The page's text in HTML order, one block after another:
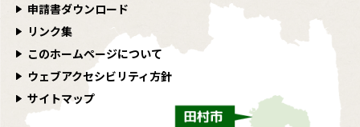
申請書ダウンロード
リンク集
このホームページについて
ウェブアクセシビリティ方針
サイトマップ